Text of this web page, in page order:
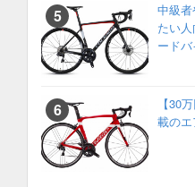
中級
たい
ードバ
【30
載の